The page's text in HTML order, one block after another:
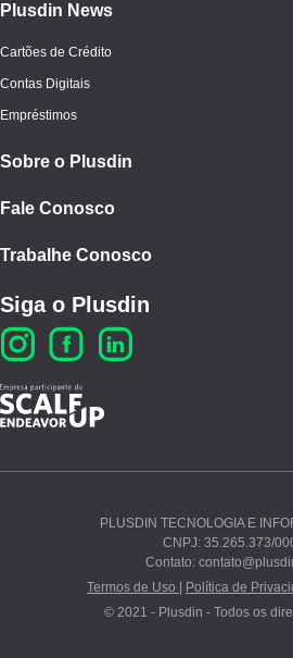
Ao continuar navegando, você
ePolí­tica de
PROSSEGUIR
Plusdin News
Cartões de Crédito
Contas Digitais
Empréstimos
Sobre o Plusdin
Fale Conosco
Trabalhe Conosco
Siga o Plusdin
PLUSDIN TECNOLOGIA E
CNPJ: 35.265.373/
Contato:
Termos de Uso |
Política de
© 2021 - Plusdin - Todos os